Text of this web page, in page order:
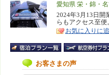
エ
リ
ア
愛知県 栄・錦・
特
徴
2024年3月13日開
らもアクセス至便
お気に入りに
お客さまの声